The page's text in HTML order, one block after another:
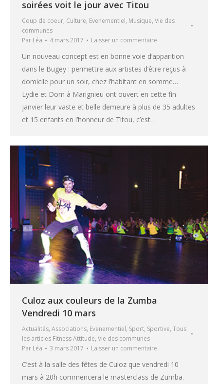
soirées voit le jour avec Titou
Coup de coeur, Culture, Evenementiel, Musique, Vie des
communes
Par Léa 4 mars 2017 Laisser un commentaire
Un nouveau concept est en bonne voie d’apparition
dans le Bugey : permettre aux artistes d’être reçus à
domicile pour un soir, chez l’habitant en somme…
Lydie et Dom à Marignieu ont ouvert en cette fin
janvier leur vaste et belle demeure à plus de 35 adultes
et 15 enfants en l’honneur de Titou, c’est…
Culoz aux couleurs de la Zumba
Vendredi 10 mars
Actualités, Associations, Evenementiel, Sport, Sportive, Tous
les articles Fitness Attitude, Vie des communes
Par Léa 3 mars 2017 Laisser un commentaire
C’est à la salle des fêtes de Culoz que vendredi 10
mars à 20h commencera le masterclass de Zumba.